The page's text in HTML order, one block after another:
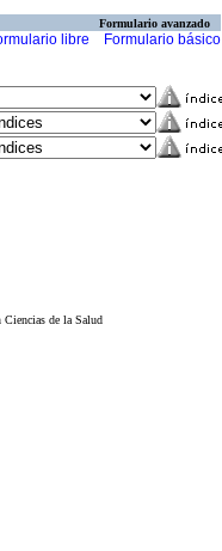
Formulario avanzado
libre Formulario básico
de la Salud